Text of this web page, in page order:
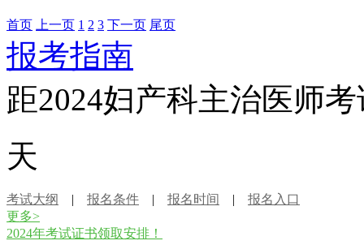
首页 上一页 1 2 3 下一页 尾页
报考指南
距2024妇产科主治医师
天
考试大纲 | 报名条件 | 报名时间 | 报名入口
更多>
2024年考试证书领取安排！